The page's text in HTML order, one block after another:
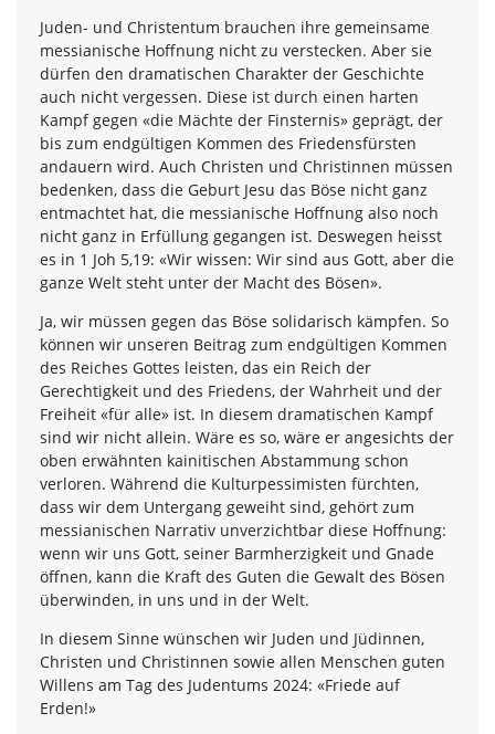
Juden- und Christentum brauchen ihre gemeinsame
messianische Hoffnung nicht zu verstecken. Aber sie
dürfen den dramatischen Charakter der Geschichte
auch nicht vergessen. Diese ist durch einen harten
Kampf gegen «die Mächte der Finsternis» geprägt, der
bis zum endgültigen Kommen des Friedensfürsten
andauern wird. Auch Christen und Christinnen müssen
bedenken, dass die Geburt Jesu das Böse nicht ganz
entmachtet hat, die messianische Hoffnung also noch
nicht ganz in Erfüllung gegangen ist. Deswegen heisst
es in 1 Joh 5,19: «Wir wissen: Wir sind aus Gott, aber die
ganze Welt steht unter der Macht des Bösen».
Ja, wir müssen gegen das Böse solidarisch kämpfen. So
können wir unseren Beitrag zum endgültigen Kommen
des Reiches Gottes leisten, das ein Reich der
Gerechtigkeit und des Friedens, der Wahrheit und der
Freiheit «für alle» ist. In diesem dramatischen Kampf
sind wir nicht allein. Wäre es so, wäre er angesichts der
oben erwähnten kainitischen Abstammung schon
verloren. Während die Kulturpessimisten fürchten,
dass wir dem Untergang geweiht sind, gehört zum
messianischen Narrativ unverzichtbar diese Hoffnung:
wenn wir uns Gott, seiner Barmherzigkeit und Gnade
öffnen, kann die Kraft des Guten die Gewalt des Bösen
überwinden, in uns und in der Welt.
In diesem Sinne wünschen wir Juden und Jüdinnen,
Christen und Christinnen sowie allen Menschen guten
Willens am Tag des Judentums 2024: «Friede auf
Erden!»